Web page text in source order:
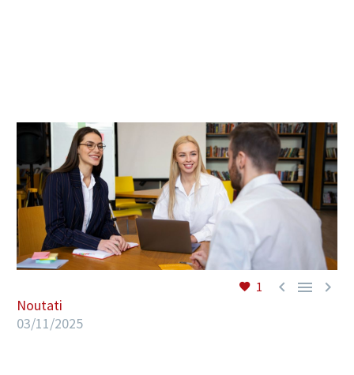
1   
Noutati
03/11/2025